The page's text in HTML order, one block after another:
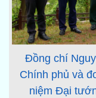
Đồng chí
Chính phủ và
niệm Đại